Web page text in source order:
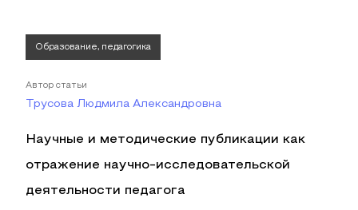
Образование, педагогика
Автор статьи
Трусова Людмила Александровна
Научные и методические публикации как
отражение научно-исследовательской
деятельности педагога